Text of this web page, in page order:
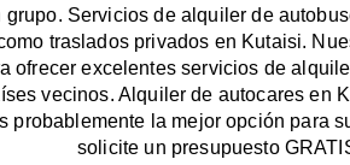
Servicios de alquiler de
traslados privados en Kutaisi.
ofrecer excelentes servicios de
vecinos. Alquiler de autocares en
probablemente la mejor opción para
solicite un presupuesto